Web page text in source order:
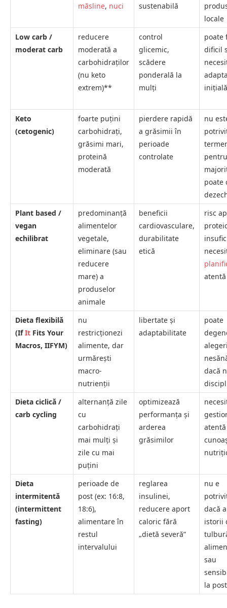
măsline, nuci
sustenabilă
locale
Low carb /
moderat carb
reducere
moderată a
carbohidraților
(nu keto
extrem)**
control
glicemic,
scădere
ponderală la
mulți
poate
dificil
inițială
Keto
(cetogenic)
foarte puțini
carbohidrați,
grăsimi mari,
proteină
moderată
pierdere rapidă
a grăsimii în
perioade
controlate
nu
pentru
poate
Plant based /
vegan
echilibrat
predominanță
alimentelor
vegetale,
eliminare (sau
reducere
mare) a
produselor
animale
beneficii
cardiovasculare,
durabilitate
etică
risc
atentă
Dieta flexibilă
(IfIt Fits Your
Macros, IIFYM)
nu
restricționezi
alimente, dar
urmărești
macro-
nutrienții
libertate și
adaptabilitate
poate
dacă
Dieta ciclică /
carb cycling
alternanță zile
cu
carbohidrați
mai mulți și
zile cu mai
puțini
optimizează
performanța și
arderea
grăsimilor
Dieta
intermitentă
(intermittent
fasting)
perioade de
post (ex: 16:8,
18:6),
alimentare în
restul
intervalului
reglarea
insulinei,
reducere aport
caloric fără
„dietă severă”
nu e
dacă
istorii
sau
la post